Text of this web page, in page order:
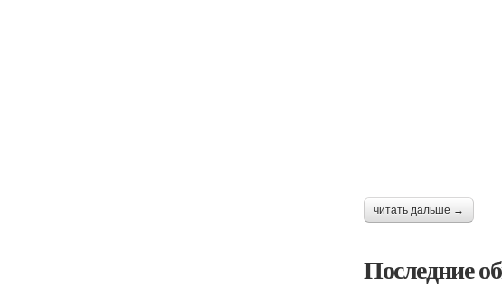
читать дальше →
Последние